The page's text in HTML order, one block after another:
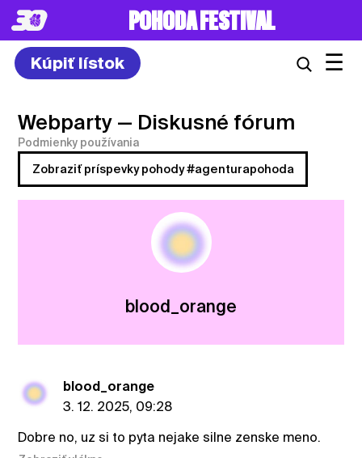
POHODA FESTIVAL
Kúpiť lístok ☰
Webparty — Diskusné fórum
Podmienky používania
Zobraziť príspevky pohody #agenturapohoda
blood_orange
blood_orange
3. 12. 2025, 09:28
Dobre no, uz si to pyta nejake silne zenske meno.